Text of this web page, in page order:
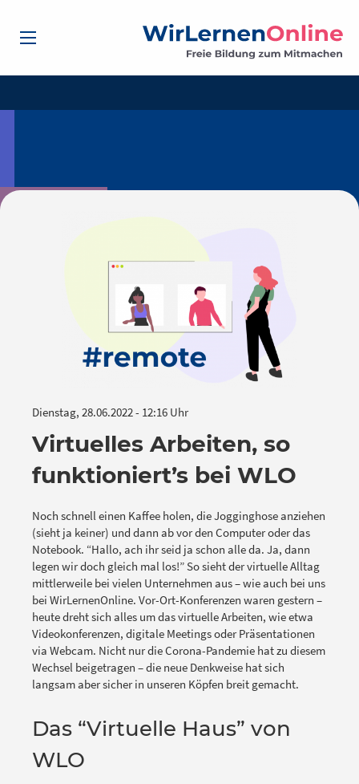
Dienstag, 28.06.2022 - 12:16 Uhr
Virtuelles Arbeiten, so
funktioniert’s bei WLO
Noch schnell einen Kaffee holen, die Jogginghose anziehen
(sieht ja keiner) und dann ab vor den Computer oder das
Notebook. “Hallo, ach ihr seid ja schon alle da. Ja, dann
legen wir doch gleich mal los!” So sieht der virtuelle Alltag
mittlerweile bei vielen Unternehmen aus – wie auch bei uns
bei WirLernenOnline. Vor-Ort-Konferenzen waren gestern –
heute dreht sich alles um das virtuelle Arbeiten, wie etwa
Videokonferenzen, digitale Meetings oder Präsentationen
via Webcam. Nicht nur die Corona-Pandemie hat zu diesem
Wechsel beigetragen – die neue Denkweise hat sich
langsam aber sicher in unseren Köpfen breit gemacht.
Das “Virtuelle Haus” von
WLO